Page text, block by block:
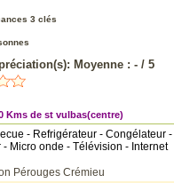
3 clés
Moyenne : - / 5
Kms de st vulbas(centre)
- Refrigérateur - Congélateur -
Micro onde - Télévision - Internet
Pérouges Crémieu